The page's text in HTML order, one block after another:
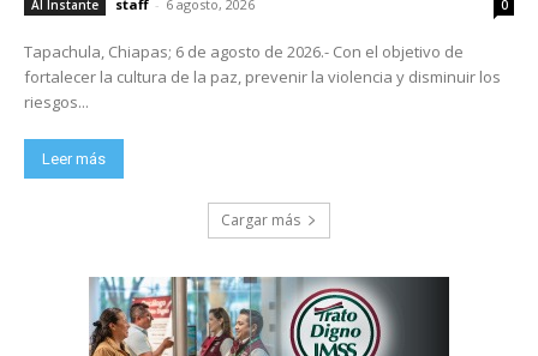
Al Instante staff - 6 agosto, 2026 0
Tapachula, Chiapas; 6 de agosto de 2026.- Con el objetivo de
fortalecer la cultura de la paz, prevenir la violencia y disminuir los
riesgos...
Leer más
Cargar más